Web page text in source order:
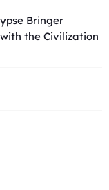
Bringer
the Civilization